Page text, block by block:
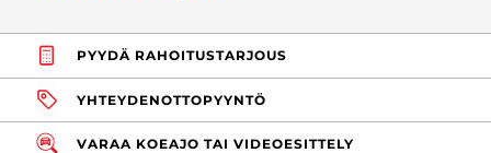
PYYDÄ RAHOITUSTARJOUS
YHTEYDENOTTOPYYNTÖ
VARAA KOEAJO TAI VIDEOESITTELY